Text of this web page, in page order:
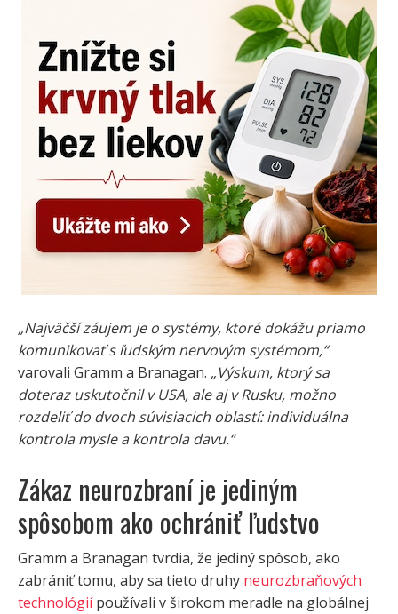
„Najväčší záujem je o systémy, ktoré dokážu priamo
komunikovať s ľudským nervovým systémom,“
varovali Gramm a Branagan. „Výskum, ktorý sa
doteraz uskutočnil v USA, ale aj v Rusku, možno
rozdeliť do dvoch súvisiacich oblastí: individuálna
kontrola mysle a kontrola davu.“
Zákaz neurozbraní je jediným
spôsobom ako ochrániť ľudstvo
Gramm a Branagan tvrdia, že jediný spôsob, ako
zabrániť tomu, aby sa tieto druhy neurozbraňových
technológiípoužívali v širokom meradle na globálnej